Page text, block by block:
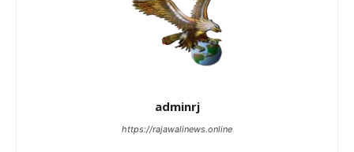
adminrj
https://rajawalinews.online